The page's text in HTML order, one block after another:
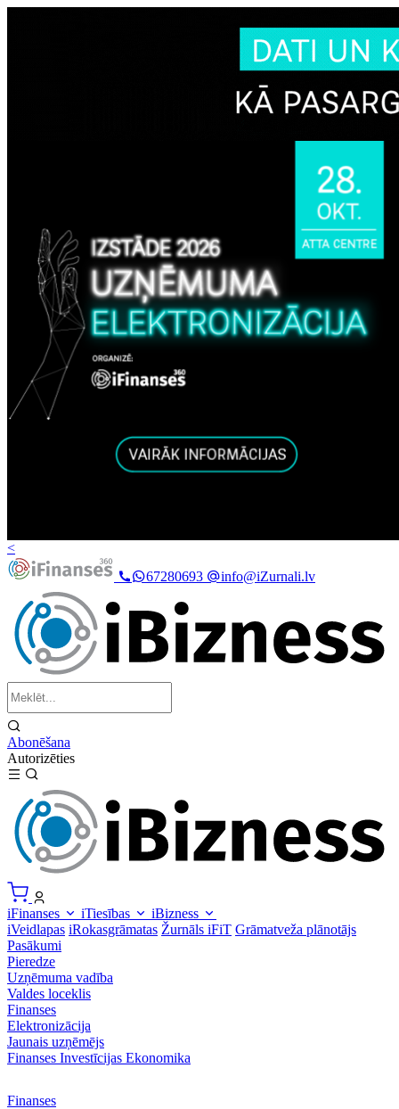
<
67280693
info@iZurnali.lv
Abonēšana
Autorizēties
iFinanses iTiesības
iBizness
iVeidlapas iRokasgrāmatas Žurnāls iFiT Grāmatveža plānotājs
Pasākumi
Pieredze
Uzņēmuma vadība
Valdes loceklis
Finanses
Elektronizācija
Jaunais uzņēmējs
Finanses Investīcijas Ekonomika
Finanses